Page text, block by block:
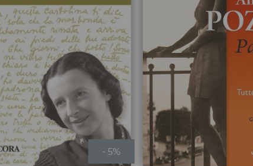
- 5%